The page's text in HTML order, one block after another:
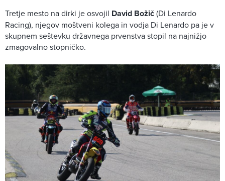
Tretje mesto na dirki je osvojil David Božič(Di Lenardo
Racing), njegov moštveni kolega in vodja Di Lenardo pa je v
skupnem seštevku državnega prvenstva stopil na najnižjo
zmagovalno stopničko.